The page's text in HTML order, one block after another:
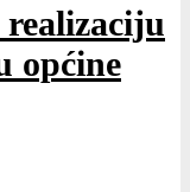
realizaciju
općine